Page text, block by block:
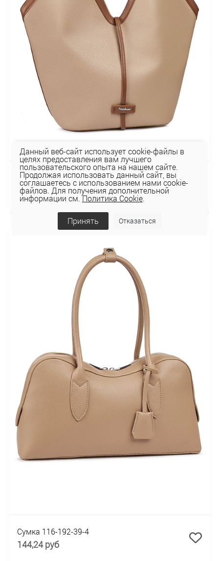
Сумка 116-151-39-4
156,16 руб
Сумка 116-192-39-4
144,24 руб
Данный веб-сайт использует cookie-файлы в
целях предоставления вам лучшего
пользовательского опыта на нашем сайте.
Продолжая использовать данный сайт, вы
соглашаетесь с использованием нами cookie-
файлов. Для получения дополнительной
информации см.Политика Cookie.
Принять Отказаться